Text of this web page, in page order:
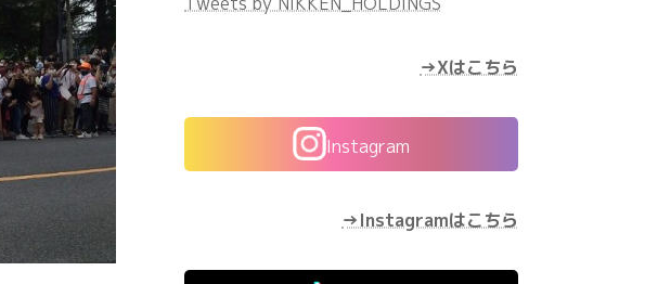
→Xはこちら
Instagram
→Instagramはこちら